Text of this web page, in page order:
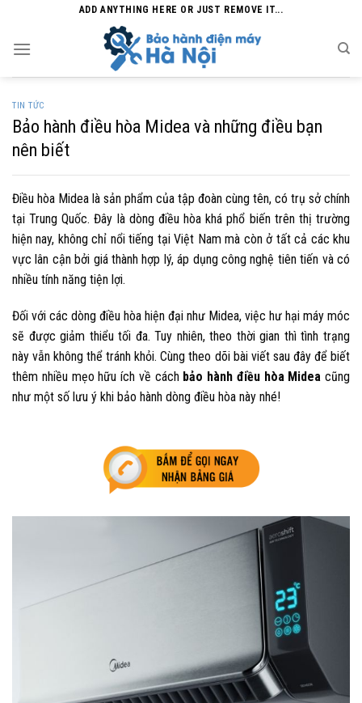
content
ADD ANYTHING HERE OR JUST REMOVE IT...
TIN TỨC
Bảo hành điều hòa Midea và những điều bạn
nên biết
Điều hòa Midea là sản phẩm của tập đoàn cùng tên, có trụ sở chính
tại Trung Quốc. Đây là dòng điều hòa khá phổ biến trên thị trường
hiện nay, không chỉ nổi tiếng tại Việt Nam mà còn ở tất cả các khu
vực lân cận bởi giá thành hợp lý, áp dụng công nghệ tiên tiến và có
nhiều tính năng tiện lợi.
Đối với các dòng điều hòa hiện đại như Midea, việc hư hại máy móc
sẽ được giảm thiểu tối đa. Tuy nhiên, theo thời gian thì tình trạng
này vẫn không thể tránh khỏi. Cùng theo dõi bài viết sau đây để biết
thêm nhiều mẹo hữu ích về cách bảo hành điều hòa Midea cũng
như một số lưu ý khi bảo hành dòng điều hòa này nhé!